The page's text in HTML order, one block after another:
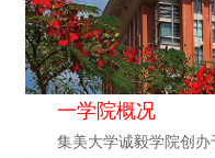
一学院概况
集美大学诚毅学院创